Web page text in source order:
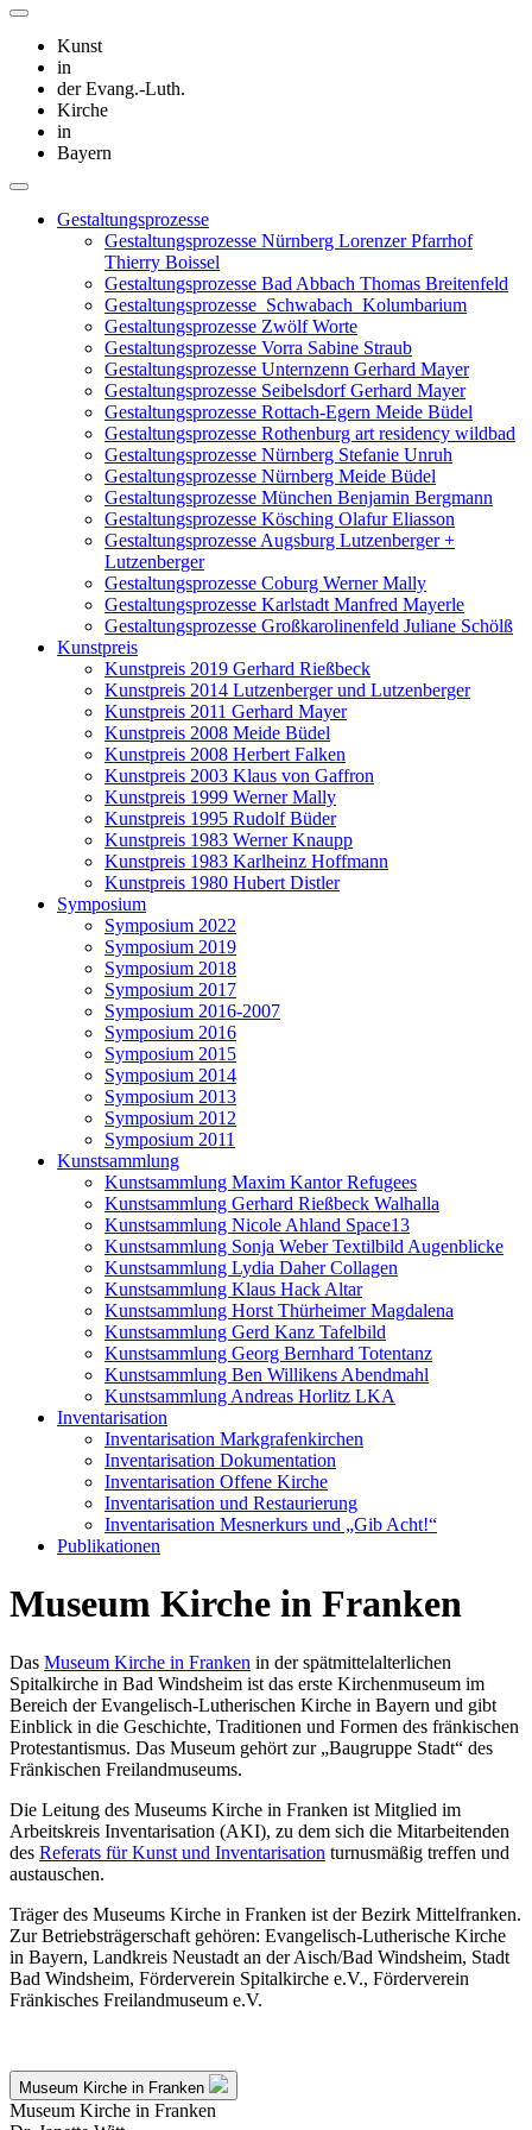
Kunst
in
der Evang.-Luth.
Kirche
in
Bayern
Gestaltungsprozesse
Gestaltungsprozesse Nürnberg Lorenzer Pfarrhof
Thierry Boissel
Gestaltungsprozesse Bad Abbach Thomas Breitenfeld
Gestaltungsprozesse_Schwabach_Kolumbarium
Gestaltungsprozesse Zwölf Worte
Gestaltungsprozesse Vorra Sabine Straub
Gestaltungsprozesse Unternzenn Gerhard Mayer
Gestaltungsprozesse Seibelsdorf Gerhard Mayer
Gestaltungsprozesse Rottach-Egern Meide Büdel
Gestaltungsprozesse Rothenburg art residency wildbad
Gestaltungsprozesse Nürnberg Stefanie Unruh
Gestaltungsprozesse Nürnberg Meide Büdel
Gestaltungsprozesse München Benjamin Bergmann
Gestaltungsprozesse Kösching Olafur Eliasson
Gestaltungsprozesse Augsburg Lutzenberger +
Lutzenberger
Gestaltungsprozesse Coburg Werner Mally
Gestaltungsprozesse Karlstadt Manfred Mayerle
Gestaltungsprozesse Großkarolinenfeld Juliane Schölß
Kunstpreis
Kunstpreis 2019 Gerhard Rießbeck
Kunstpreis 2014 Lutzenberger und Lutzenberger
Kunstpreis 2011 Gerhard Mayer
Kunstpreis 2008 Meide Büdel
Kunstpreis 2008 Herbert Falken
Kunstpreis 2003 Klaus von Gaffron
Kunstpreis 1999 Werner Mally
Kunstpreis 1995 Rudolf Büder
Kunstpreis 1983 Werner Knaupp
Kunstpreis 1983 Karlheinz Hoffmann
Kunstpreis 1980 Hubert Distler
Symposium
Symposium 2022
Symposium 2019
Symposium 2018
Symposium 2017
Symposium 2016-2007
Symposium 2016
Symposium 2015
Symposium 2014
Symposium 2013
Symposium 2012
Symposium 2011
Kunstsammlung
Kunstsammlung Maxim Kantor Refugees
Kunstsammlung Gerhard Rießbeck Walhalla
Kunstsammlung Nicole Ahland Space13
Kunstsammlung Sonja Weber Textilbild Augenblicke
Kunstsammlung Lydia Daher Collagen
Kunstsammlung Klaus Hack Altar
Kunstsammlung Horst Thürheimer Magdalena
Kunstsammlung Gerd Kanz Tafelbild
Kunstsammlung Georg Bernhard Totentanz
Kunstsammlung Ben Willikens Abendmahl
Kunstsammlung Andreas Horlitz LKA
Inventarisation
Inventarisation Markgrafenkirchen
Inventarisation Dokumentation
Inventarisation Offene Kirche
Inventarisation und Restaurierung
Inventarisation Mesnerkurs und „Gib Acht!“
Publikationen
Museum Kirche in Franken
Das Museum Kirche in Franken in der spätmittelalterlichen
Spitalkirche in Bad Windsheim ist das erste Kirchenmuseum im
Bereich der Evangelisch-Lutherischen Kirche in Bayern und gibt
Einblick in die Geschichte, Traditionen und Formen des fränkischen
Protestantismus. Das Museum gehört zur „Baugruppe Stadt“ des
Fränkischen Freilandmuseums.
Die Leitung des Museums Kirche in Franken ist Mitglied im
Arbeitskreis Inventarisation (AKI), zu dem sich die Mitarbeitenden
des Referats für Kunst und Inventarisation turnusmäßig treffen und
austauschen.
Träger des Museums Kirche in Franken ist der Bezirk Mittelfranken.
Zur Betriebsträgerschaft gehören: Evangelisch-Lutherische Kirche
in Bayern, Landkreis Neustadt an der Aisch/Bad Windsheim, Stadt
Bad Windsheim, Förderverein Spitalkirche e.V., Förderverein
Fränkisches Freilandmuseum e.V.
Museum Kirche in Franken
Museum Kirche in Franken